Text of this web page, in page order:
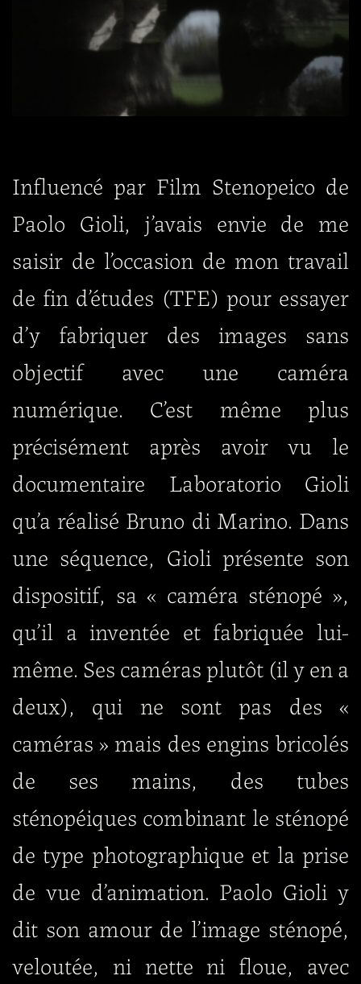
Influencé par Film Stenopeico de
Paolo Gioli, j’avais envie de me
saisir de l’occasion de mon travail
de fin d’études (TFE) pour essayer
d’y fabriquer des images sans
objectif avec une caméra
numérique. C’est même plus
précisément après avoir vu le
documentaire Laboratorio Gioli
qu’a réalisé Bruno di Marino. Dans
une séquence, Gioli présente son
dispositif, sa « caméra sténopé »,
qu’il a inventée et fabriquée lui-
même. Ses caméras plutôt (il y en a
deux), qui ne sont pas des «
caméras » mais des engins bricolés
de ses mains, des tubes
sténopéiques combinant le sténopé
de type photographique et la prise
de vue d’animation. Paolo Gioli y
dit son amour de l’image sténopé,
veloutée, ni nette ni floue, avec